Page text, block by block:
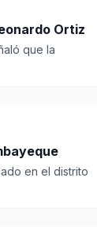
Leonardo Ortiz
que la
en el distrito